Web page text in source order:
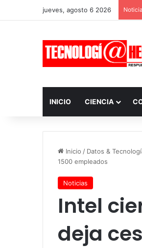
jueves, agosto 6 2026
INICIO CIENCIA
Inicio / Datos &
1500 empleados
Noticias
Intel
deja